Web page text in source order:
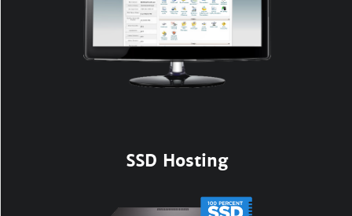
SSD Hosting